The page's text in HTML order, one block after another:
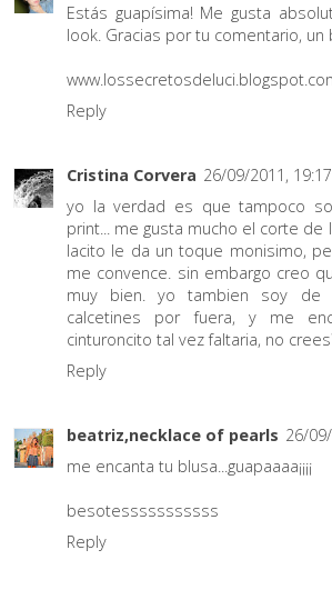
Estás guapísima! Me gusta
look. Gracias por tu comentario, un
Reply
Cristina Corvera 26/09/2011, 19:17
yo la verdad es que tampoco
print... me gusta mucho el corte de
lacito le da un toque monisimo,
me convence. sin embargo creo
muy bien. yo tambien soy de
calcetines por fuera, y me
cinturoncito tal vez faltaria, no
Reply
beatriz,necklace of pearls 26/
me encanta tu blusa...guapaaaa¡¡¡¡
besotesssssssssss
Reply